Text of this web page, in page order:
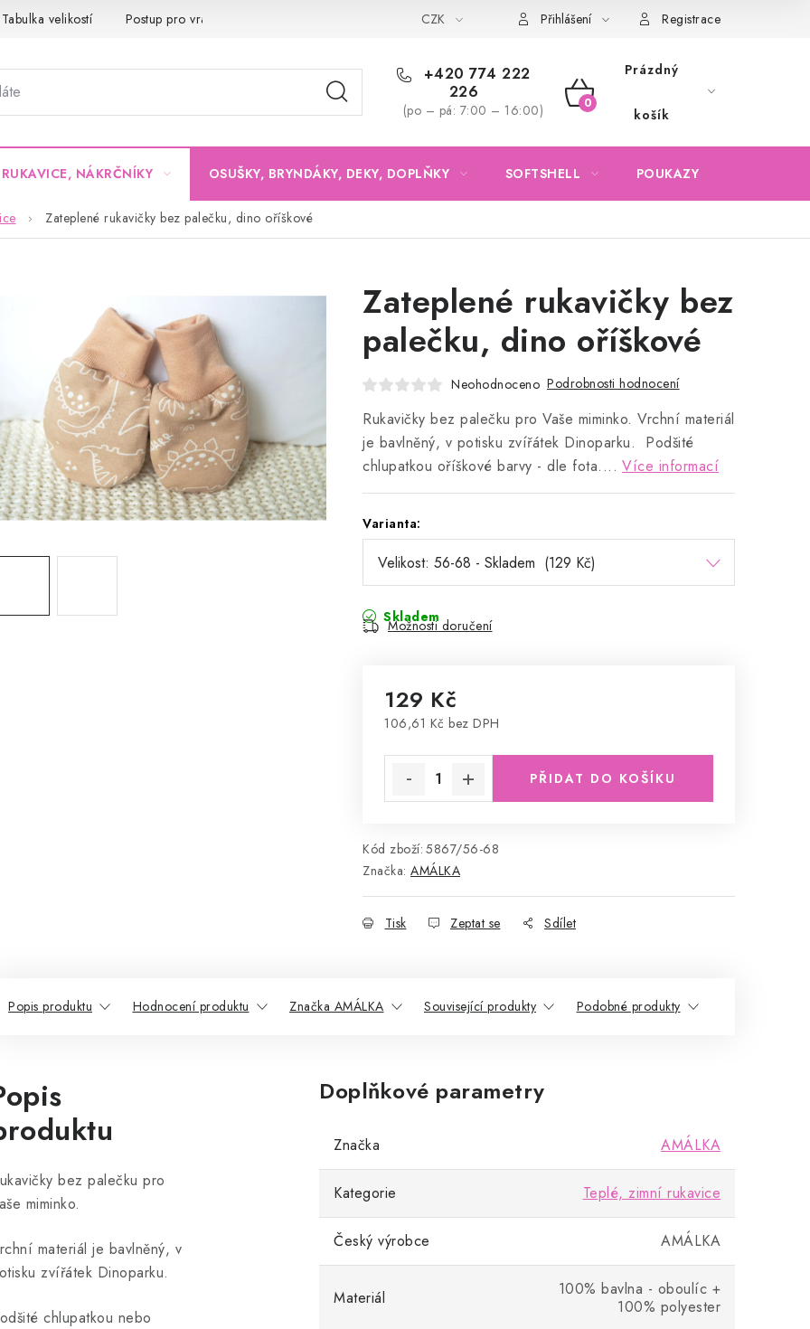
Tabulka velikostí Postup pro vrácení a výměnu Obchodní podmínky Podmínky ochrany osobních údajů
CZK Přihlášení Registrace
+420 774 222
226
(po – pá: 7:00 – 16:00)
NÁKUPNÍ
Prázdný
košík
NÁKRČNÍKY OSUŠKY, BRYNDÁKY, DEKY, DOPLŇKY SOFTSHELL POUKAZY
Zateplené rukavičky bez palečku, dino oříškové
Zateplené rukavičky bez
palečku, dino oříškové
Neohodnoceno Podrobnosti hodnocení
Rukavičky bez palečku pro Vaše miminko. Vrchní materiál
je bavlněný, v potisku zvířátek Dinoparku. Podšité
chlupatkou oříškové barvy - dle fota.... Více informací
Varianta:
Skladem
Možnosti doručení
129 Kč
106,61 Kč bez DPH
PŘIDAT DO KOŠÍKU
Kód zboží: 5867/56-68
Značka: AMÁLKA
Tisk Zeptat se Sdílet
Popis produktu Hodnocení produktu Značka AMÁLKA Související produkty Podobné produkty
bez palečku pro
miminko.
materiál je bavlněný, v
zvířátek Dinoparku.
chlupatkou nebo
Doplňkové parametry
Značka AMÁLKA
Kategorie Teplé, zimní rukavice
Český výrobce AMÁLKA
Materiál
100% bavlna - oboulíc +
100% polyester